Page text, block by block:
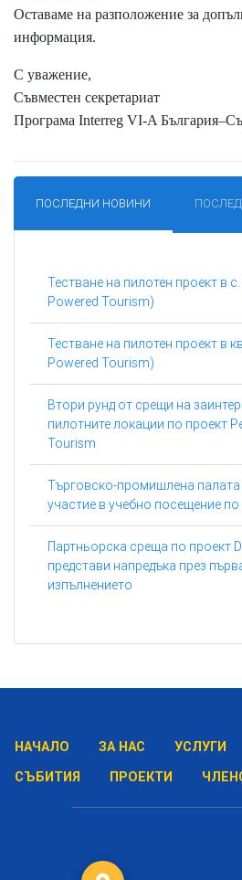
Оставаме на разположение за
информация.
С уважение,
Съвместен секретариат
Програма Interreg VI-A
ПОСЛЕДНИ НОВИНИ
Тестване на пилотен проект в
Powered Tourism)
Тестване на пилотен проект в
Powered Tourism)
Втори рунд от срещи на
пилотните локации по проект
Tourism
Търговско-промишлена палата
участие в учебно посещение по
Партньорска среща по проект
представи напредъка през
изпълнението
НАЧАЛО ЗА НАС УСЛУГИ
СЪБИТИЯ
ПРОЕКТИ